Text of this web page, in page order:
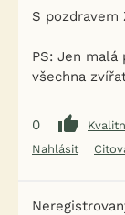
S pozdravem
PS: Jen
všechna
0
Nahlásit